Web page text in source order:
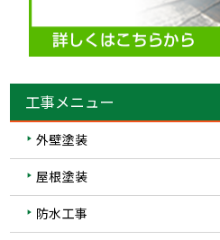
工事メニュー
外壁塗装
屋根塗装
防水工事